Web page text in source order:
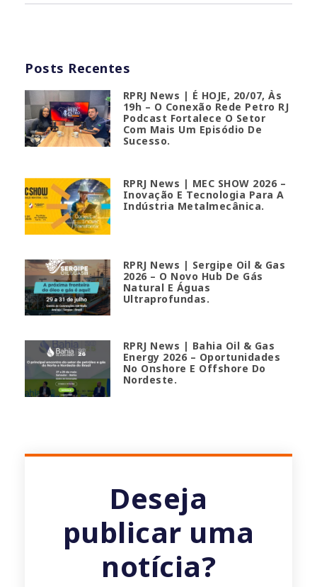
Posts Recentes
RPRJ News | É HOJE, 20/07, Às
19h – O Conexão Rede Petro RJ
Podcast Fortalece O Setor
Com Mais Um Episódio De
Sucesso.
RPRJ News | MEC SHOW 2026 –
Inovação E Tecnologia Para A
Indústria Metalmecânica.
RPRJ News | Sergipe Oil & Gas
2026 – O Novo Hub De Gás
Natural E Águas
Ultraprofundas.
RPRJ News | Bahia Oil & Gas
Energy 2026 – Oportunidades
No Onshore E Offshore Do
Nordeste.
Deseja
publicar uma
notícia?